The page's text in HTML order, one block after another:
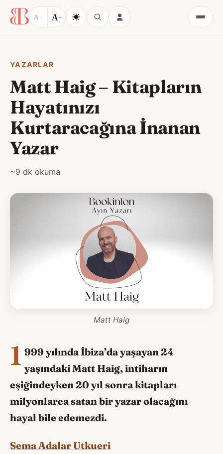
A − A+
Menü
YAZARLAR
Matt Haig – Kitapların
Hayatınızı
Kurtaracağına İnanan
Yazar
~9 dk okuma
Matt Haig
1 999 yılında İbiza’da yaşayan 24
yaşındaki Matt Haig, intiharın
eşiğindeyken 20 yıl sonra kitapları
milyonlarca satan bir yazar olacağını
hayal bile edemezdi.
Sema Adalar Utkueri